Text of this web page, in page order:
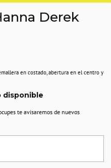
Derek
en costado, abertura en el centro y
disponible
te avisaremos de nuevos